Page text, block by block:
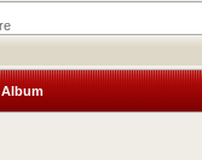
Album